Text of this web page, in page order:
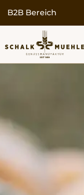
B2B Bereich